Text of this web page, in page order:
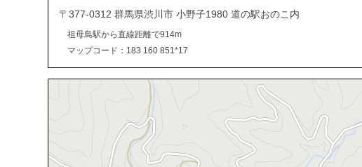
〒377-0312 群馬県渋川市 小野子1980 道の駅おのこ内
祖母島駅から直線距離で914m
マップコード：183 160 851*17